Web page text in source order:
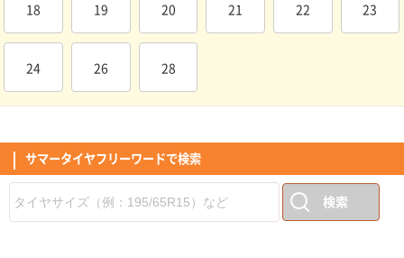
18 19 20 21 22 23
24 26 28
サマータイヤフリーワードで検索
検索
しています。日本製ということも安心材料の1つでした。
(4.14点)mim*******さん
走行距離はそこまでなかったが、経年の関係で交換。過去2回も同じメーカ
ーだったので不安はありません。 盆前に交換出来て良かったです。 性能は
取り替えたばかりなので暫定です。
MINERVA ALL SEASON MASTER 165/55R15 75H
中古で購入した車のタイヤの溝がヤバかったので交換しなくてはいけないと
思い、以前利用したここで購入に至りました。偶然に以前購入したメーカー
が一緒で特に不満もなかったので今回は初めてオールタイヤシーズンタイヤ
の購入にしました。 コストパフォーマンスも良く取り付け工賃も軽自動車
とは言えバルブ交換、廃タイヤ引取り、窒素ガス注入でも10500円と安くト
(4.50点) mag*******さん
RADAR Dimax SPORT 225/50R17 98Y XL